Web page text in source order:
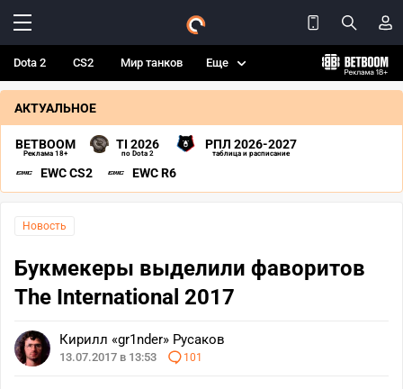
Dota 2 CS2 Мир танков Еще
АКТУАЛЬНОЕ
BETBOOM
Реклама 18+
TI 2026
по Dota 2
РПЛ 2026-2027
таблица и расписание
EWC CS2 EWC R6
Новость
Букмекеры выделили фаворитов
The International 2017
Кирилл «gr1nder» Русаков
13.07.2017 в 13:53 101